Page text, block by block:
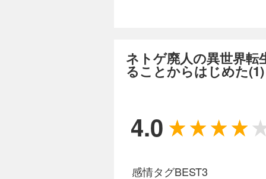
ネトゲ廃人の異世界
ることからはじめた
4.0
感情タグBEST3